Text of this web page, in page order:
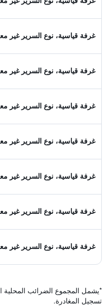
غرفة قياسية، نوع السرير غير
غرفة قياسية، نوع السرير غير
غرفة قياسية، نوع السرير غير
غرفة قياسية، نوع السرير غير
غرفة قياسية، نوع السرير غير
غرفة قياسية، نوع السرير غير
غرفة قياسية، نوع السرير غير
*يشمل المجموع الضرائب المحلية
تسجيل المغادرة.